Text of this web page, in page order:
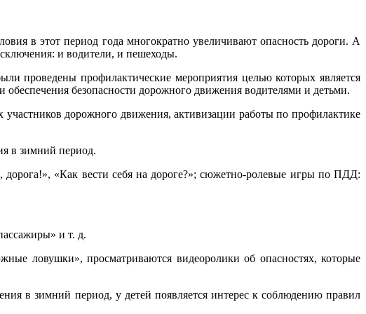
в этот период года многократно увеличивают опасность дороги. А
и водители, и пешеходы.
профилактические мероприятия целью которых является
безопасности дорожного движения водителями и детьми.
дорожного движения, активизации работы по профилактике
в зимний период.
«Как вести себя на дороге?»; сюжетно-ролевые игры по ПДД:
и т. д.
ловушки», просматриваются видеоролики об опасностях, которые
в зимний период, у детей появляется интерес к соблюдению правил